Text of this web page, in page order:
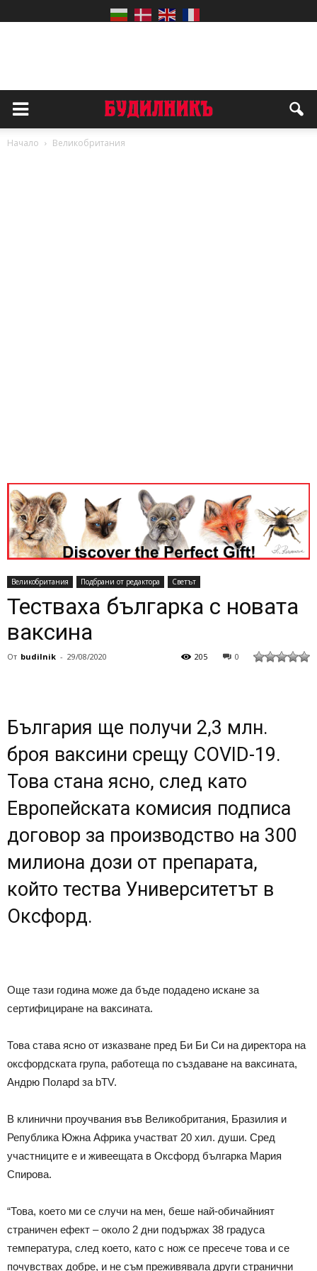
Начало Великобритания
Великобритания Подбрани от редактора Светът
Тестваха българка с новата
ваксина
От budilnik - 29/08/2020 0
205
България ще получи 2,3 млн.
броя ваксини срещу COVID-19.
Това стана ясно, след като
Европейската комисия подписа
договор за производство на 300
милиона дози от препарата,
който тества Университетът в
Оксфорд.
Още тази година може да бъде подадено искане за
сертифициране на ваксината.
Това става ясно от изказване пред Би Би Си на директора на
оксфордската група, работеща по създаване на ваксината,
Андрю Поларd за bTV.
В клинични проучвания във Великобритания, Бразилия и
Република Южна Африка участват 20 хил. души. Сред
участниците е и живеещата в Оксфорд българка Мария
Спирова.
“Това, което ми се случи на мен, беше най-обичайният
страничен ефект – около 2 дни подържах 38 градуса
температура, след което, като с нож се пресече това и се
почувствах добре, и не съм преживявала други странични